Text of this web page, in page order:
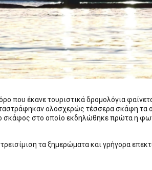
που έκανε τουριστικά δρομολόγια
ολοσχερώς τέσσερα σκάφη τα
σκάφος στο οποίο εκδηλώθηκε πρώτα η
τα ξημερώματα και γρήγορα